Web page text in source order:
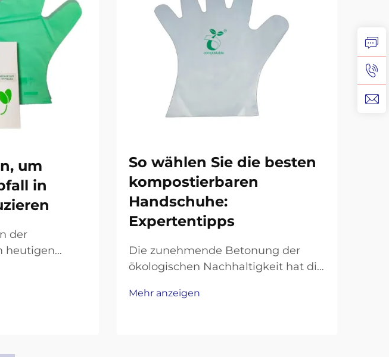
um
in
der
heutigen
Lager unter
So wählen Sie die besten
kompostierbaren
Handschuhe:
Expertentipps
Die zunehmende Betonung der
ökologischen Nachhaltigkeit hat die
revolutioniert, wobei
Mehr anzeigen